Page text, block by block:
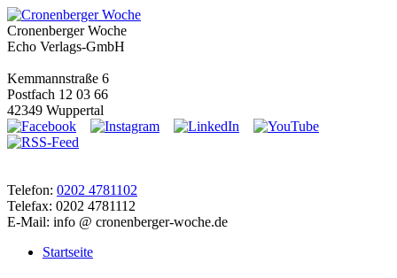
Cronenberger Woche
Echo Verlags-GmbH
Kemmannstraße 6
Postfach 12 03 66
42349 Wuppertal
Telefon: 0202 4781102
Telefax: 0202 4781112
E-Mail: info @ cronenberger-woche.de
Startseite